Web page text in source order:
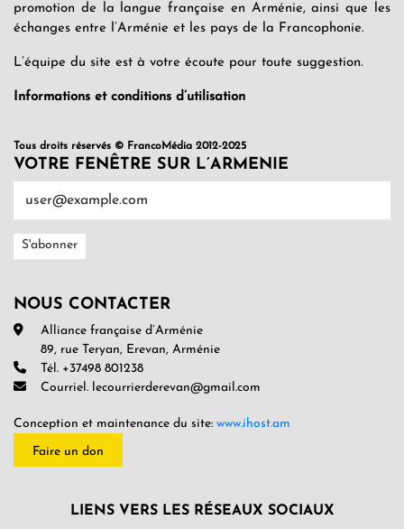
promotion de la langue française en Arménie, ainsi que les
échanges entre l’Arménie et les pays de la Francophonie.
L’équipe du site est à votre écoute pour toute suggestion.
Informations et conditions d’utilisation
Tous droits réservés © FrancoMédia 2012-2025
VOTRE FENÊTRE SUR L’ARMENIE
NOUS CONTACTER
Alliance française d’Arménie
89, rue Teryan, Erevan, Arménie
Tél. +37498 801238
Courriel. lecourrierderevan@gmail.com
Conception et maintenance du site: www.ihost.am
Faire un don
LIENS VERS LES RÉSEAUX SOCIAUX